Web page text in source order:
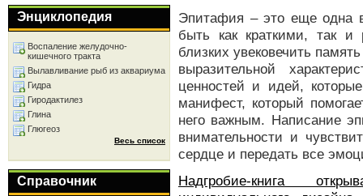
Эпитафия – это еще одна
быть как краткими, так и
близких увековечить
выразительной
ценностей и идей,
манифест, который
него важным. Написание
внимательности и
сердце и передать все
Надгробие-книга
Энциклопедия
Воспаление желудочно-
кишечного тракта
Вылавливание рыб из аквариума
Гидра
Гиродактилез
Глина
Глюгеоз
Весь список
Справочник